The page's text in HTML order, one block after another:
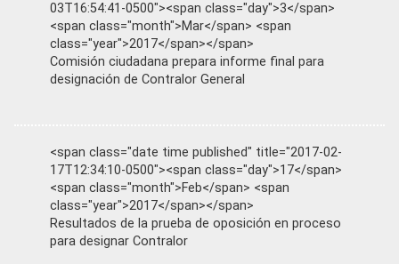
03T16:54:41-0500"><span class="day">3</span>
<span class="month">Mar</span> <span
class="year">2017</span></span>
Comisión ciudadana prepara informe final para
designación de Contralor General
<span class="date time published" title="2017-02-
17T12:34:10-0500"><span class="day">17</span>
<span class="month">Feb</span> <span
class="year">2017</span></span>
Resultados de la prueba de oposición en proceso
para designar Contralor